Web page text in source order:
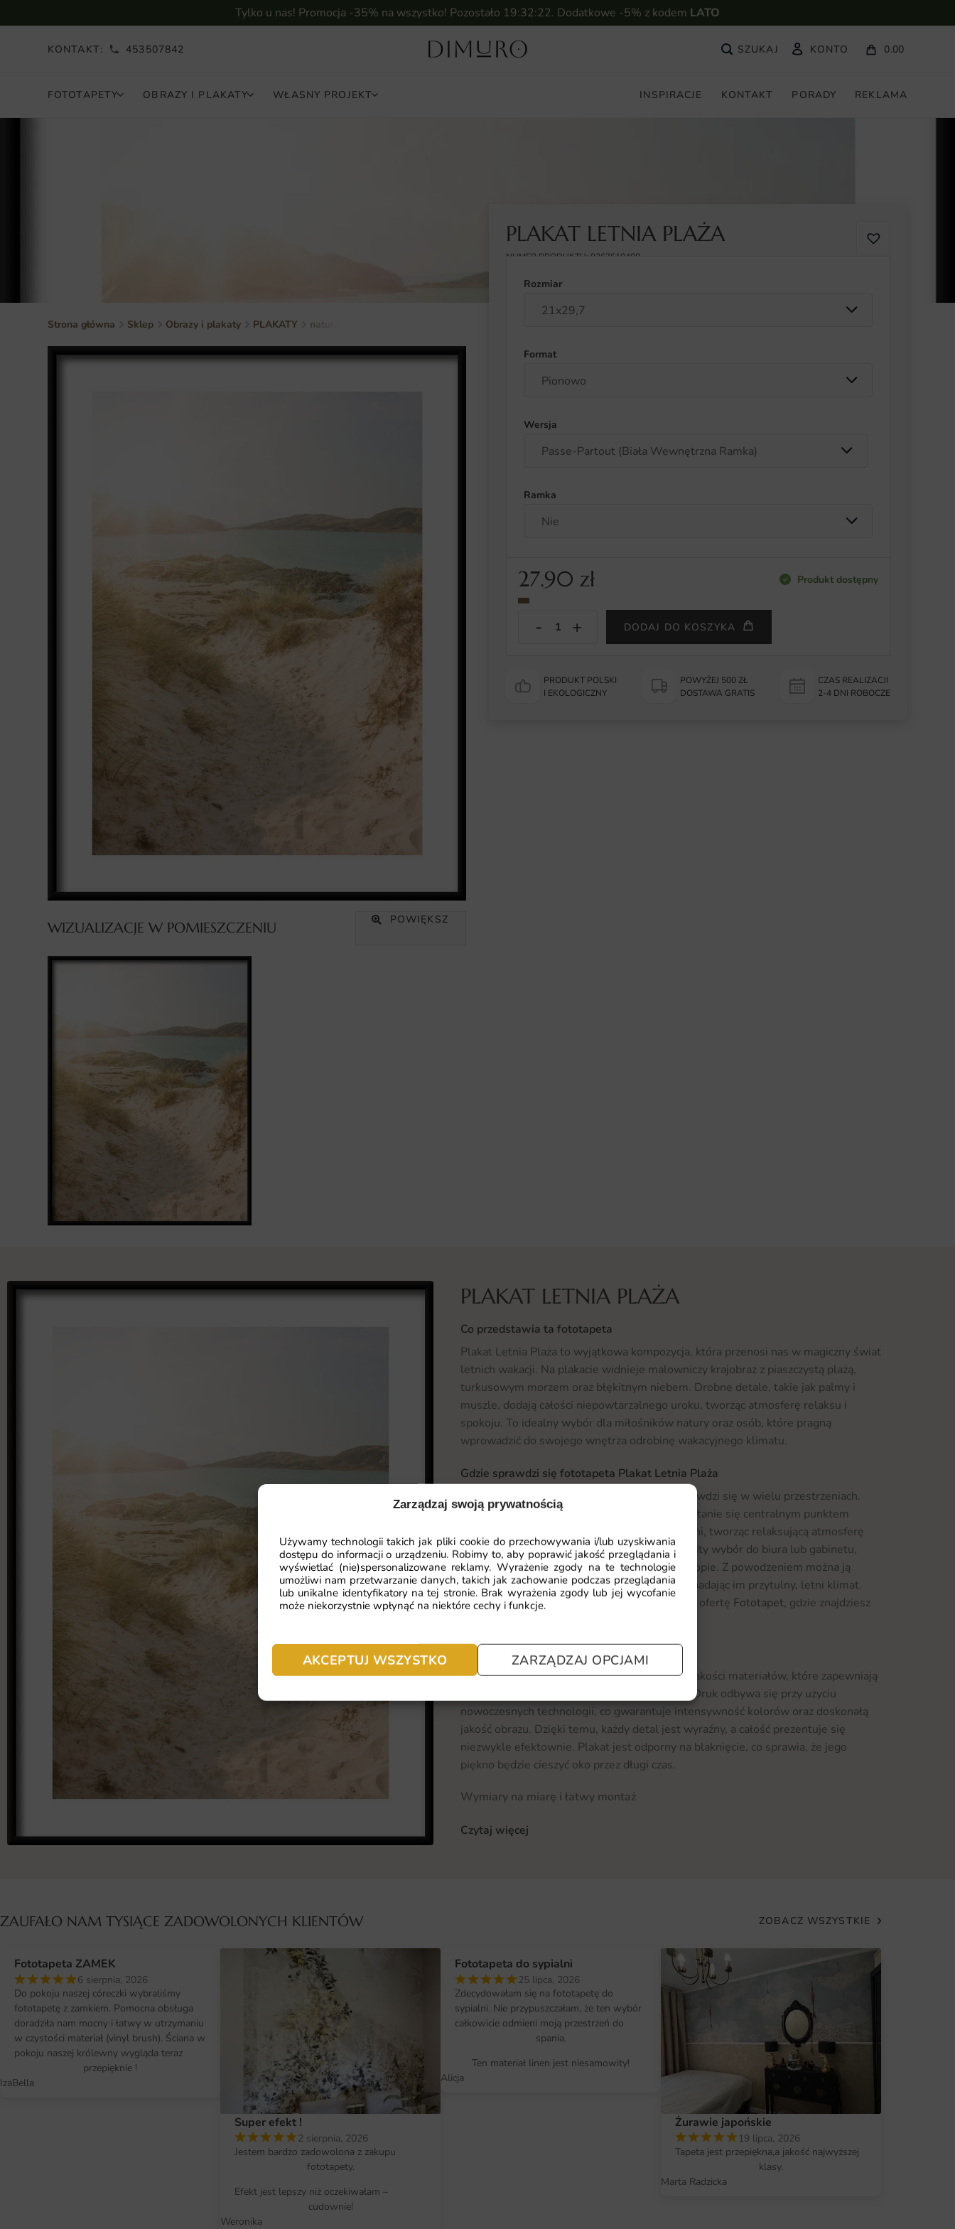
Zarządzaj swoją prywatnością
Używamy technologii takich jak pliki cookie do przechowywania i/lub uzyskiwania
dostępu do informacji o urządzeniu. Robimy to, aby poprawić jakość przeglądania i
wyświetlać (nie)spersonalizowane reklamy. Wyrażenie zgody na te technologie
umożliwi nam przetwarzanie danych, takich jak zachowanie podczas przeglądania
lub unikalne identyfikatory na tej stronie. Brak wyrażenia zgody lub jej wycofanie
może niekorzystnie wpłynąć na niektóre cechy i funkcje.
AKCEPTUJ WSZYSTKO ZARZĄDZAJ OPCJAMI
Tylko u nas! Promocja -35% na wszystko! Pozostało 19:32:21. Dodatkowe -5% z kodem LATO
KONTAKT: 453507842 KONTO 0.00
FOTOTAPETY OBRAZY I PLAKATY WŁASNY PROJEKT INSPIRACJE KONTAKT PORADY REKLAMA
Strona główna Sklep Obrazy i plakaty PLAKATY natura i botanika
WIZUALIZACJE W POMIESZCZENIU POWIĘKSZ
PLAKAT LETNIA PLAŻA
NUMER PRODUKTU: 9267610408
Rozmiar
Format
Wersja
Ramka
27.90 zł Produkt dostępny
DODAJ DO KOSZYKA
PRODUKT POLSKI
I EKOLOGICZNY
POWYŻEJ 500 ZŁ
DOSTAWA GRATIS
CZAS REALIZACJI
2-4 DNI ROBOCZE
PLAKAT LETNIA PLAŻA
Co przedstawia ta fototapeta
Plakat Letnia Plaża to wyjątkowa kompozycja, która przenosi nas w magiczny świat
letnich wakacji. Na plakacie widnieje malowniczy krajobraz z piaszczystą plażą,
turkusowym morzem oraz błękitnym niebem. Drobne detale, takie jak palmy i
muszle, dodają całości niepowtarzalnego uroku, tworząc atmosferę relaksu i
spokoju. To idealny wybór dla miłośników natury oraz osób, które pragną
wprowadzić do swojego wnętrza odrobinę wakacyjnego klimatu.
Gdzie sprawdzi się fototapeta Plakat Letnia Plaża
Fototapeta Plakat Letnia Plaża doskonale sprawdzi się w wielu przestrzeniach.
Idealnie nadaje się do dekoracji salonu, gdzie stanie się centralnym punktem
aranżacji. Możesz ją również umieścić w sypialni, tworząc relaksującą atmosferę
sprzyjającą wypoczynkowi. To również znakomity wybór do biura lub gabinetu,
gdzie przypomni o chwilach spędzonych na urlopie. Z powodzeniem można ją
wykorzystać w kawiarniach czy restauracjach, nadając im przytulny, letni klimat.
Jeśli interesują Cię inne opcje, zerknij na naszą ofertę Fototapet, gdzie znajdziesz
Materiał i jakość druku
Plakat Letnia Plaża wykonany jest z wysokiej jakości materiałów, które zapewniają
trwałość oraz odporność na działanie światła. Druk odbywa się przy użyciu
nowoczesnych technologii, co gwarantuje intensywność kolorów oraz doskonałą
jakość obrazu. Dzięki temu, każdy detal jest wyraźny, a całość prezentuje się
niezwykle efektownie. Plakat jest odporny na blaknięcie, co sprawia, że jego
piękno będzie cieszyć oko przez długi czas.
Wymiary na miarę i łatwy montaż
indywidualnych potrzeb każdego klienta. Dzięki temu, możesz z łatwością
Unikalny design, który ożywi każde wnętrze.
Wysokiej jakości materiały zapewniające trwałość i odporność na uszkodzenia.
Łatwy montaż, który nie wymaga specjalistycznych umiejętności.
Dostępność różnych rozmiarów, co umożliwia idealne dopasowanie do Twojej
Czytaj więcej
ZAUFAŁO NAM TYSIĄCE ZADOWOLONYCH KLIENTÓW ZOBACZ WSZYSTKIE
Fototapeta ZAMEK
6 sierpnia, 2026
Do pokoju naszej córeczki wybraliśmy
fototapetę z zamkiem. Pomocna obsługa
doradziła nam mocny i łatwy w utrzymaniu
w czystości materiał (vinyl brush). Ściana w
pokoju naszej królewny wygląda teraz
przepięknie !
IzaBella
Super efekt !
2 sierpnia, 2026
Jestem bardzo zadowolona z zakupu
fototapety.
Efekt jest lepszy niż oczekiwałam –
cudownie!
Weronika
Fototapeta do sypialni
25 lipca, 2026
Zdecydowałam się na fototapetę do
sypialni. Nie przypuszczałam, że ten wybór
całkowicie odmieni moją przestrzeń do
spania.
Ten materiał linen jest niesamowity!
Alicja
Żurawie japońskie
19 lipca, 2026
Tapeta jest przepiękna,a jakość najwyższej
klasy.
Marta Radzicka